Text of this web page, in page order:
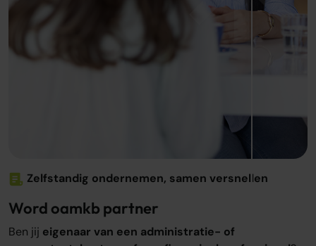
Zelfstandig ondernemen, samen versnellen
Word oamkb partner
Ben jij eigenaar van een administratie- of